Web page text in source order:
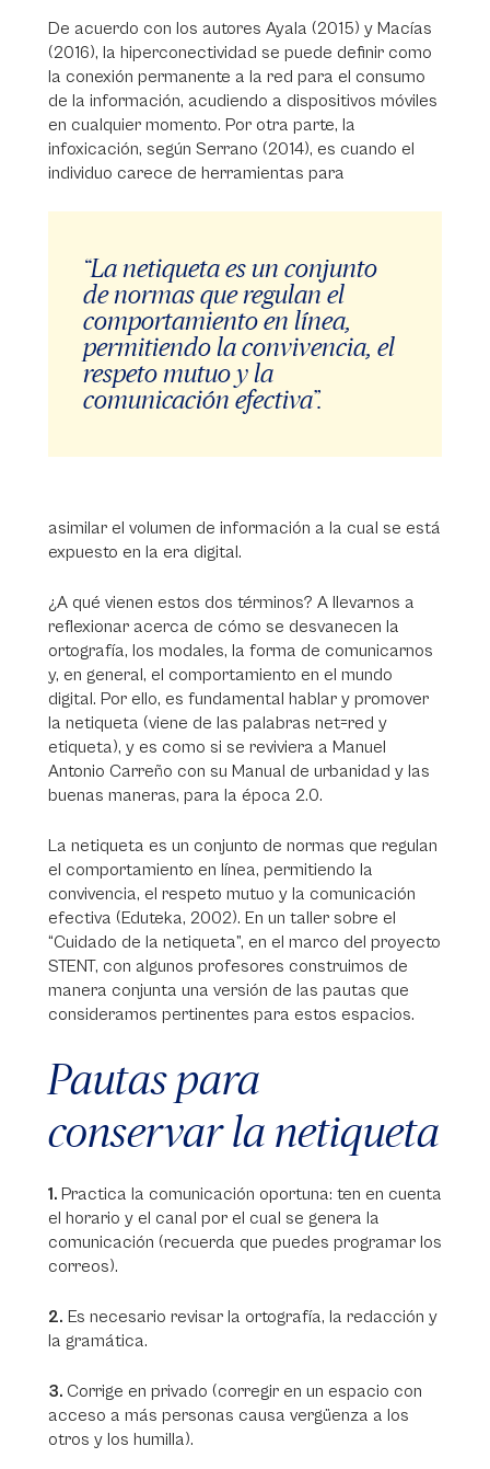
De acuerdo con los autores Ayala (2015) y Macías
(2016), la hiperconectividad se puede definir como
la conexión permanente a la red para el consumo
de la información, acudiendo a dispositivos móviles
en cualquier momento. Por otra parte, la
infoxicación, según Serrano (2014), es cuando el
individuo carece de herramientas para
“La netiqueta es un conjunto
de normas que regulan el
comportamiento en línea,
permitiendo la convivencia, el
respeto mutuo y la
comunicación efectiva”.
asimilar el volumen de información a la cual se está
expuesto en la era digital.
¿A qué vienen estos dos términos? A llevarnos a
reflexionar acerca de cómo se desvanecen la
ortografía, los modales, la forma de comunicarnos
y, en general, el comportamiento en el mundo
digital. Por ello, es fundamental hablar y promover
la netiqueta (viene de las palabras net=red y
etiqueta), y es como si se reviviera a Manuel
Antonio Carreño con su Manual de urbanidad y las
buenas maneras, para la época 2.0.
La netiqueta es un conjunto de normas que regulan
el comportamiento en línea, permitiendo la
convivencia, el respeto mutuo y la comunicación
efectiva (Eduteka, 2002). En un taller sobre el
“Cuidado de la netiqueta”, en el marco del proyecto
STENT, con algunos profesores construimos de
manera conjunta una versión de las pautas que
consideramos pertinentes para estos espacios.
Pautas para
conservar la netiqueta
1. Practica la comunicación oportuna: ten en cuenta
el horario y el canal por el cual se genera la
comunicación (recuerda que puedes programar los
correos).
2. Es necesario revisar la ortografía, la redacción y
la gramática.
3. Corrige en privado (corregir en un espacio con
acceso a más personas causa vergüenza a los
otros y los humilla).